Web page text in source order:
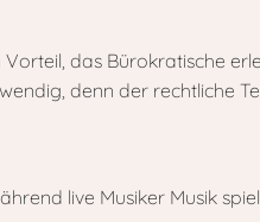
das Bürokratische
denn der rechtliche